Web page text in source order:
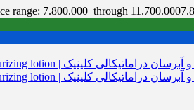
range: 7.800.000 through 11.700.000